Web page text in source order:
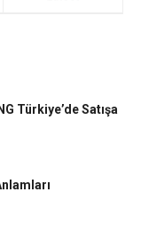
Türkiye’de Satışa